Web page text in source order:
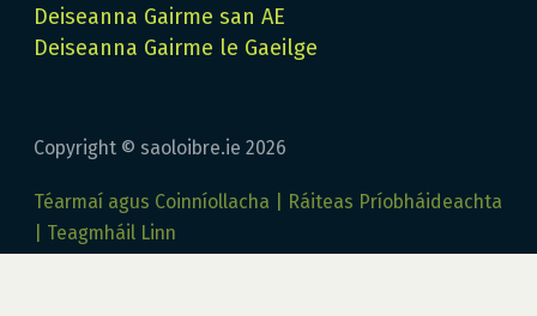
Deiseanna Gairme san AE
Deiseanna Gairme le Gaeilge
Copyright © saoloibre.ie2026
Téarmaí agus Coinníollacha
Ráiteas Príobháideachta
Teagmháil Linn